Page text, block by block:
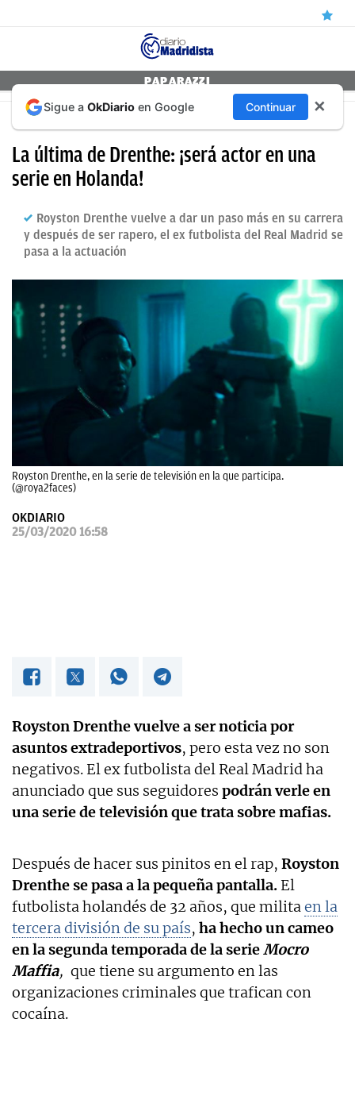
NOTICIAS
MADRID
CANTERA
FICHAJES
FEMENINO
PAPARAZZI
PAPARAZZI
SOBRE TRAFICANTES DE COCAÍNA
La última de Drenthe: ¡será actor en una
serie en Holanda!
Royston Drenthe vuelve a dar un paso más en su carrera
y después de ser rapero, el ex futbolista del Real Madrid se
pasa a la actuación
Royston Drenthe, en la serie de televisión en la que participa.
(@roya2faces)
OKDIARIO
25/03/2020 16:58
Royston Drenthe vuelve a ser noticia por
asuntos extradeportivos, pero esta vez no son
negativos. El ex futbolista del Real Madrid ha
anunciado que sus seguidores podrán verle en
una serie de televisión que trata sobre mafias.
Después de hacer sus pinitos en el rap, Royston
Drenthe se pasa a la pequeña pantalla. El
futbolista holandés de 32 años, que militaen la
tercera división de su país, ha hecho un cameo
en la segunda temporada de la serieMocro
Maffia, que tiene su argumento en las
organizaciones criminales que trafican con
cocaína.
Sigue a OkDiario en Google Continuar ✕